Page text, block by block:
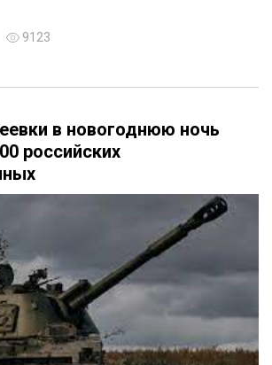
9123
в новогоднюю ночь
российских